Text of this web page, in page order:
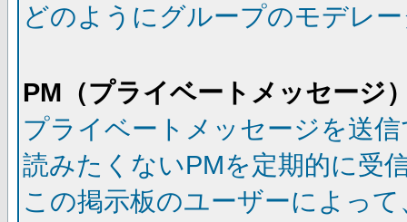
どのようにグループのモデレ
PM（プライベートメッセージ
プライベートメッセージを送
読みたくないPMを定期的に受
この掲示板のユーザーによっ